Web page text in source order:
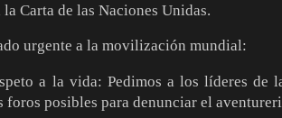
Carta de las Naciones Unidas.
urgente a la movilización mundial:
a la vida: Pedimos a los líderes de
foros posibles para denunciar el